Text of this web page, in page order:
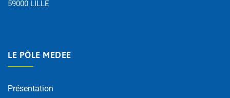
59000 LILLE
LE PÔLE MEDEE
Présentation